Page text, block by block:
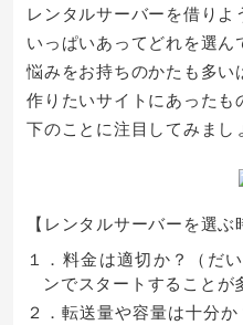
レンタルサーバーを借り
いっぱいあってどれを選
悩みをお持ちのかたも多
作りたいサイトにあったも
下のことに注目してみまし
【レンタルサーバーを選
１．料金は適切か？（だ
ンでスタートすることが
２．転送量や容量は十分